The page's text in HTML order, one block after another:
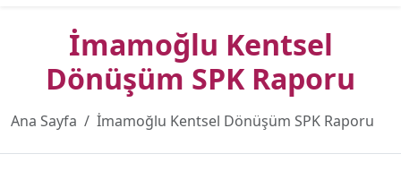
İmamoğlu Kentsel
Dönüşüm SPK Raporu
Ana Sayfa İmamoğlu Kentsel Dönüşüm SPK Raporu